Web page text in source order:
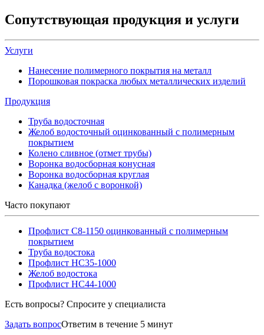
Сопутствующая продукция и услуги
Услуги
Нанесение полимерного покрытия на металл
Порошковая покраска любых металлических изделий
Продукция
Труба водосточная
Желоб водосточный оцинкованный с полимерным
покрытием
Колено сливное (отмет трубы)
Воронка водосборная конусная
Воронка водосборная круглая
Канадка (желоб с воронкой)
Часто покупают
Профлист С8-1150 оцинкованный с полимерным
покрытием
Труба водостока
Профлист НС35-1000
Желоб водостока
Профлист НС44-1000
Есть вопросы? Спросите у специалиста
Задать вопросОтветим в течение 5 минут